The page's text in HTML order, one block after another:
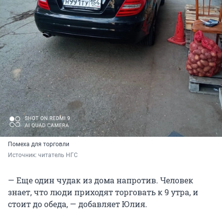
Помеха для торговли
Источник: читатель НГС
— Еще один чудак из дома напротив. Человек
знает, что люди приходят торговать к 9 утра, и
стоит до обеда, — добавляет Юлия.